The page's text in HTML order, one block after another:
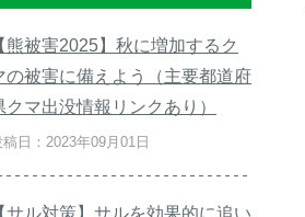
熊被害2025】秋に増加するク
の被害に備えよう（主要都道府
クマ出没情報リンクあり）
稿日：2023年09月01日
サル対策】サルを効果的に追い